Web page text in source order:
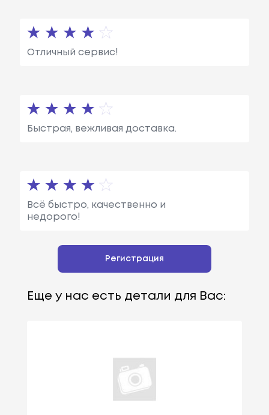
Отличный сервис!
Быстрая, вежливая доставка.
Всё быстро, качественно и
недорого!
Регистрация
Еще у нас есть детали для Вас: